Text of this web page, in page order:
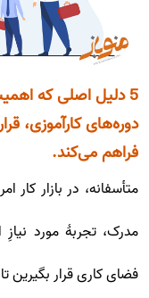
5 دلیل اصلی که اهمیت دوره کارآموزی را نشان می‌دهد.
دوره‌های کارآموزی،
فراهم می‌کند.
متأسفانه، در بازار کار
مدرک، تجربۀ مورد
فضای کاری قرار بگیرین